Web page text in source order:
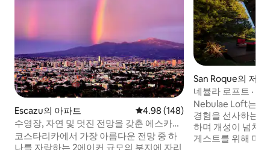
Escazu의 아파트 평점 4.98점(5점 만점), 후기 148
4.98 (148)
수영장, 자연 및 멋진 전망을 갖춘 에스카수
스튜디오
코스타리카에서 가장 아름다운 전망 중 하
나를 자랑하는 2에이커 규모의 부지에 자리
San Roque의 저택
네뷸라 로프트 ·
디자인 숙소
Nebulae Loft는 현
경험을 선사하는
하며 개성이 넘치
게스트를 위해 마